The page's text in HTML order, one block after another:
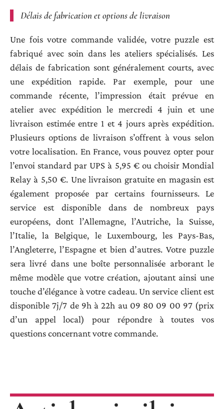
Délais de fabrication et options de livraison
Une fois votre commande validée, votre puzzle est
fabriqué avec soin dans les ateliers spécialisés. Les
délais de fabrication sont généralement courts, avec
une expédition rapide. Par exemple, pour une
commande récente, l’impression était prévue en
atelier avec expédition le mercredi 4 juin et une
livraison estimée entre 1 et 4 jours après expédition.
Plusieurs options de livraison s’offrent à vous selon
votre localisation. En France, vous pouvez opter pour
l’envoi standard par UPS à 5,95 € ou choisir Mondial
Relay à 5,50 €. Une livraison gratuite en magasin est
également proposée par certains fournisseurs. Le
service est disponible dans de nombreux pays
européens, dont l’Allemagne, l’Autriche, la Suisse,
l’Italie, la Belgique, le Luxembourg, les Pays-Bas,
l’Angleterre, l’Espagne et bien d’autres. Votre puzzle
sera livré dans une boîte personnalisée arborant le
même modèle que votre création, ajoutant ainsi une
touche d’élégance à votre cadeau. Un service client est
disponible 7j/7 de 9h à 22h au 09 80 09 00 97 (prix
d’un appel local) pour répondre à toutes vos
questions concernant votre commande.